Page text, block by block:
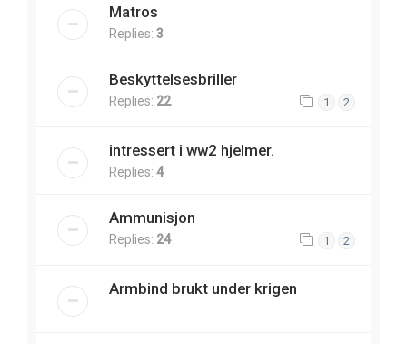
Matros
Replies: 3
Beskyttelsesbriller
Replies: 22 1 2
intressert i ww2 hjelmer.
Replies: 4
Ammunisjon
Replies: 24 1 2
Armbind brukt under krigen